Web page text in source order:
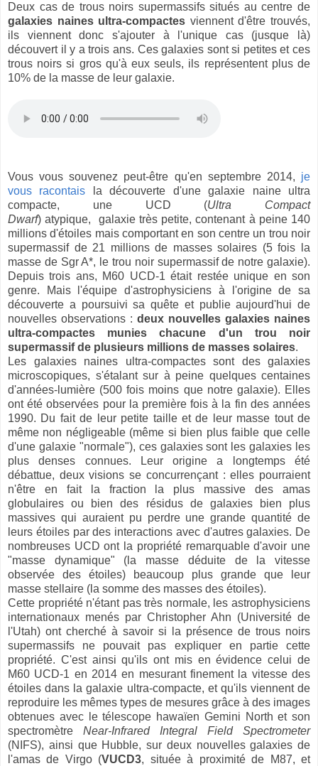
Deux cas de trous noirs supermassifs situés au centre de
galaxies naines ultra-compactes viennent d'être trouvés,
ils viennent donc s'ajouter à l'unique cas (jusque là)
découvert il y a trois ans. Ces galaxies sont si petites et ces
trous noirs si gros qu'à eux seuls, ils représentent plus de
10% de la masse de leur galaxie.
Vous vous souvenez peut-être qu'en septembre 2014, je
vous racontais la découverte d'une galaxie naine ultra
compacte, une UCD (Ultra Compact
Dwarf)atypique,
galaxie très petite, contenant à peine 140
millions d'étoiles mais comportant en son centre un trou noir
supermassif de 21 millions de masses solaires (5 fois la
masse de Sgr A*, le trou noir supermassif de notre galaxie).
Depuis trois ans, M60 UCD-1 était restée unique en son
genre. Mais l'équipe d'astrophysiciens à l'origine de sa
découverte a poursuivi sa quête et publie aujourd'hui de
nouvelles observations : deux nouvelles galaxies naines
ultra-compactes munies chacune d'un trou noir
supermassif de plusieurs millions de masses solaires.
Les galaxies naines ultra-compactes sont des galaxies
microscopiques, s'étalant sur à peine quelques centaines
d'années-lumière (500 fois moins que notre galaxie). Elles
ont été observées pour la première fois à la fin des années
1990. Du fait de leur petite taille et de leur masse tout de
même non négligeable (même si bien plus faible que celle
d'une galaxie "normale"), ces galaxies sont les galaxies les
plus denses connues. Leur origine a longtemps été
débattue, deux visions se concurrençant : elles pourraient
n'être en fait la fraction la plus massive des amas
globulaires ou bien des résidus de galaxies bien plus
massives qui auraient pu perdre une grande quantité de
leurs étoiles par des interactions avec d'autres galaxies. De
nombreuses UCD ont la propriété remarquable d'avoir une
"masse dynamique" (la masse déduite de la vitesse
observée des étoiles) beaucoup plus grande que leur
masse stellaire (la somme des masses des étoiles).
Cette propriété n'étant pas très normale, les astrophysiciens
internationaux menés par Christopher Ahn (Université de
l'Utah) ont cherché à savoir si la présence de trous noirs
supermassifs ne pouvait pas expliquer en partie cette
propriété. C'est ainsi qu'ils ont mis en évidence celui de
M60 UCD-1 en 2014 en mesurant finement la vitesse des
étoiles dans la galaxie ultra-compacte, et qu'ils viennent de
reproduire les mêmes types de mesures grâce à des images
obtenues avec le télescope hawaïen Gemini North et son
spectromètre Near-Infrared Integral Field Spectrometer
(NIFS), ainsi que Hubble, sur deux nouvelles galaxies de
l'amas de Virgo (VUCD3, située à proximité de M87, et